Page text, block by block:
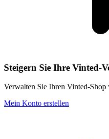
Steigern Sie Ihre Vinted-
Verwalten Sie Ihren Vinted-
Mein Konto erstellen